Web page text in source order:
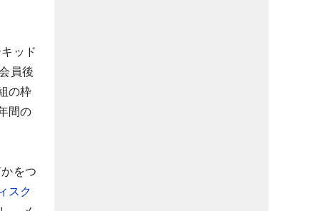
ッド
員後
の枠
間の
をつ
スク